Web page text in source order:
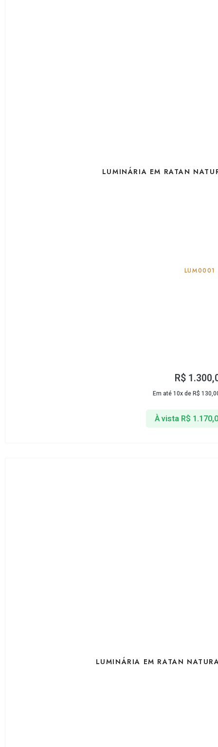
LUMINÁRIA EM RATAN
LUM0001
R$
Em até 10x deR$
À vista R$
LUMINÁRIA EM RATAN